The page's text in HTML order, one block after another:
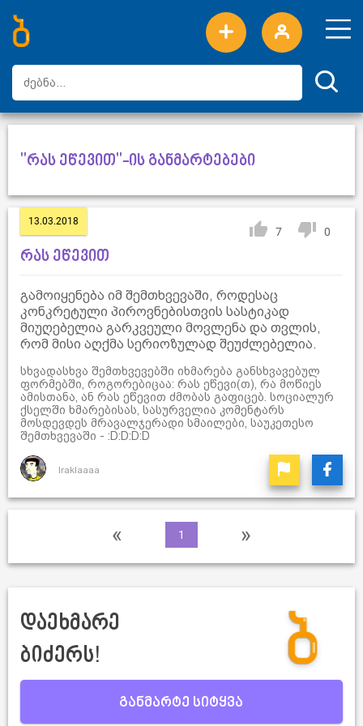
ახალი სიტყვები
ტოპ სიტყვები
დღის ტოპ სიტყვები
ტოპ მომხმარებლები
"რას ეწევით"-ის განმარტებები
13.03.2018
7 0
რას ეწევით
გამოიყენება იმ შემთხვევაში, როდესაც
კონკრეტული პიროვნებისთვის სასტიკად
მიუღებელია გარკვეული მოვლენა და თვლის,
რომ მისი აღქმა სერიოზულად შეუძლებელია.
სხვადასხვა შემთხვევებში იხმარება განსხვავებულ
ფორმებში, როგორებიცაა: რას ეწევი(თ), რა მოწიეს
ამისთანა, ან რას ეწევით ძმობას გაფიცებ. სოციალურ
ქსელში ხმარებისას, სასურველია კომენტარს
მოსდევდეს მრავალჯერადი სმაილები, საუკეთესო
შემთხვევაში - :D:D:D:D
Iraklaaaa
« 1 »
დაეხმარე
ბიძერს!
განმარტე სიტყვა